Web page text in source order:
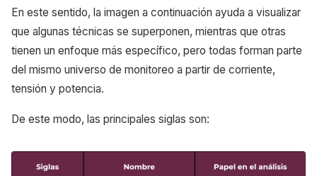
En este sentido, la imagen a continuación ayuda a visualizar
que algunas técnicas se superponen, mientras que otras
tienen un enfoque más específico, pero todas forman parte
del mismo universo de monitoreo a partir de corriente,
tensión y potencia.
De este modo, las principales siglas son: